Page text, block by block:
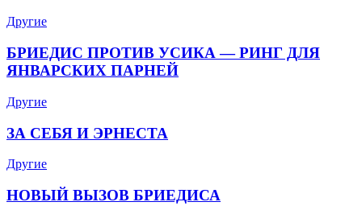
Другие
БРИЕДИС ПРОТИВ УСИКА — РИНГ ДЛЯ
ЯНВАРСКИХ ПАРНЕЙ
Другие
ЗА СЕБЯ И ЭРНЕСТА
Другие
НОВЫЙ ВЫЗОВ БРИЕДИСА